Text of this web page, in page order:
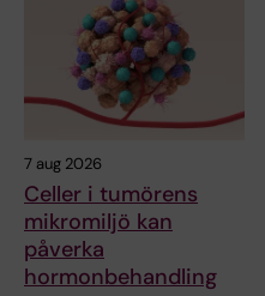
7 aug 2026
Celler i tumörens
mikromiljö kan
påverka
hormonbehandling